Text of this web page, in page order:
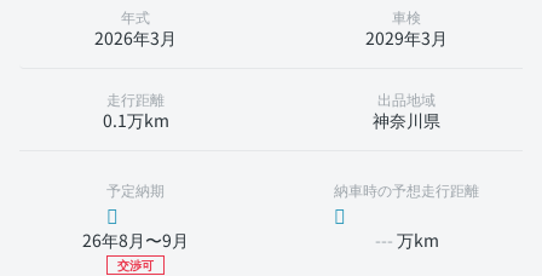
年式
2026年3月
車検
2029年3月
走行距離
0.1万km
出品地域
神奈川県
予定納期
26年8月〜9月
交渉可
納車時の予想走行距離
--- 万km